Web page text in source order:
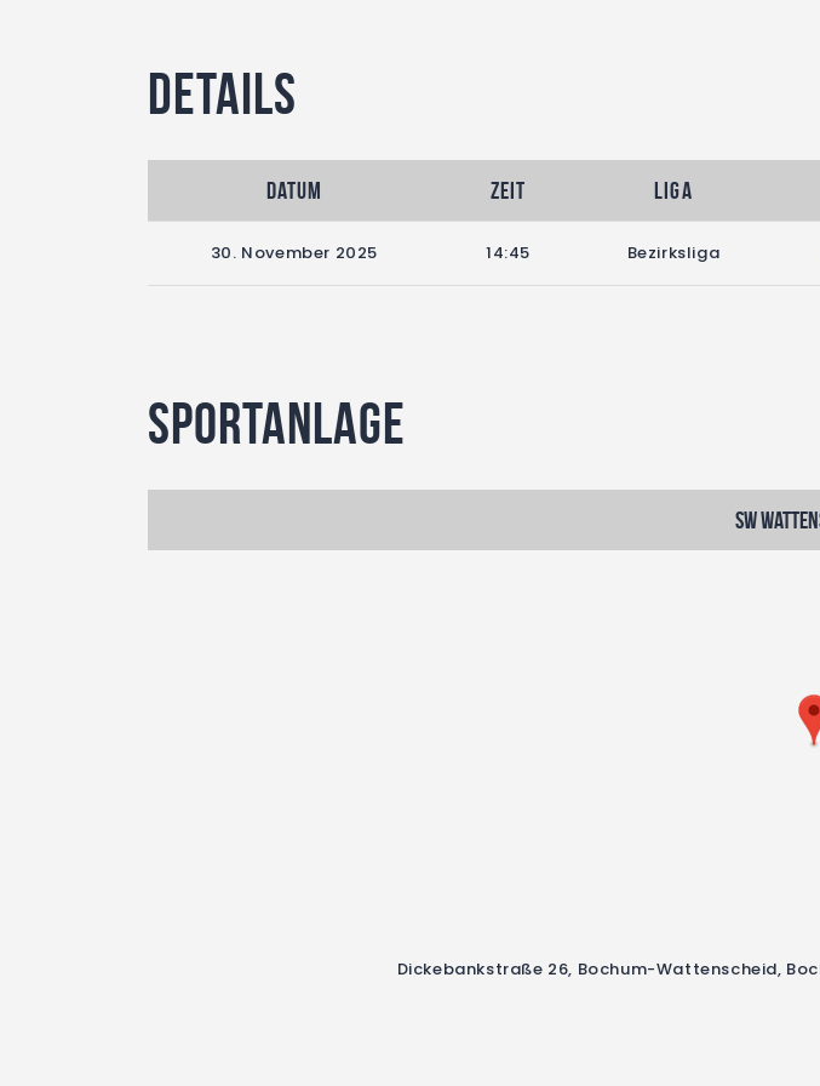
Details
Datum Zeit Liga
30. November 2025 14:45 Bezirksliga
Sportanlage
SW
Dickebankstraße 26, Bochum-Wattenscheid,